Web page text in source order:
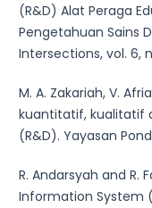
(R&D) Alat Peraga
Pengetahuan Sains
Intersections, vol. 6,
M. A. Zakariah, V.
kuantitatif, kualitatif
(R&D). Yayasan
R. Andarsyah and R.
Information System